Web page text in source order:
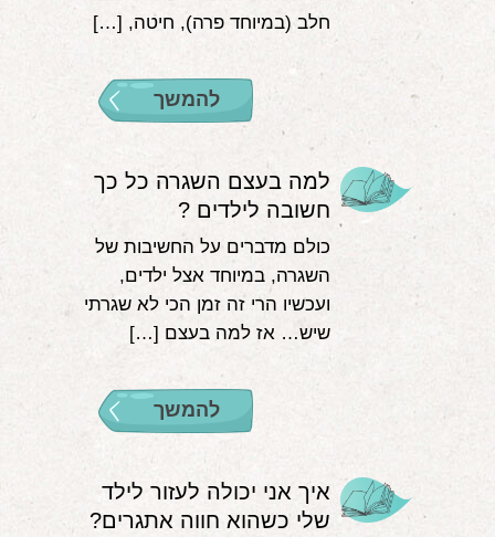
חלב (במיוחד פרה), חיטה, […]
להמשך
למה בעצם השגרה כל כך
חשובה לילדים ?
כולם מדברים על החשיבות של
השגרה, במיוחד אצל ילדים,
ועכשיו הרי זה זמן הכי לא שגרתי
שיש… אז למה בעצם […]
להמשך
איך אני יכולה לעזור לילד
שלי כשהוא חווה אתגרים?